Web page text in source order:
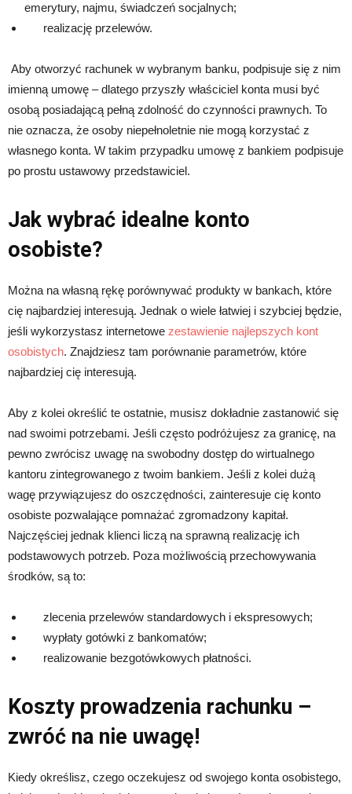
emerytury, najmu, świadczeń socjalnych;
realizację przelewów.
Aby otworzyć rachunek w wybranym banku, podpisuje się z nim
imienną umowę – dlatego przyszły właściciel konta musi być
osobą posiadającą pełną zdolność do czynności prawnych. To
nie oznacza, że osoby niepełnoletnie nie mogą korzystać z
własnego konta. W takim przypadku umowę z bankiem podpisuje
po prostu ustawowy przedstawiciel.
Jak wybrać idealne konto
osobiste?
Można na własną rękę porównywać produkty w bankach, które
cię najbardziej interesują. Jednak o wiele łatwiej i szybciej będzie,
jeśli wykorzystasz internetowe zestawienie najlepszych kont
osobistych. Znajdziesz tam porównanie parametrów, które
najbardziej cię interesują.
Aby z kolei określić te ostatnie, musisz dokładnie zastanowić się
nad swoimi potrzebami. Jeśli często podróżujesz za granicę, na
pewno zwrócisz uwagę na swobodny dostęp do wirtualnego
kantoru zintegrowanego z twoim bankiem. Jeśli z kolei dużą
wagę przywiązujesz do oszczędności, zainteresuje cię konto
osobiste pozwalające pomnażać zgromadzony kapitał.
Najczęściej jednak klienci liczą na sprawną realizację ich
podstawowych potrzeb. Poza możliwością przechowywania
środków, są to:
zlecenia przelewów standardowych i ekspresowych;
wypłaty gotówki z bankomatów;
realizowanie bezgotówkowych płatności.
Koszty prowadzenia rachunku –
zwróć na nie uwagę!
Kiedy określisz, czego oczekujesz od swojego konta osobistego,